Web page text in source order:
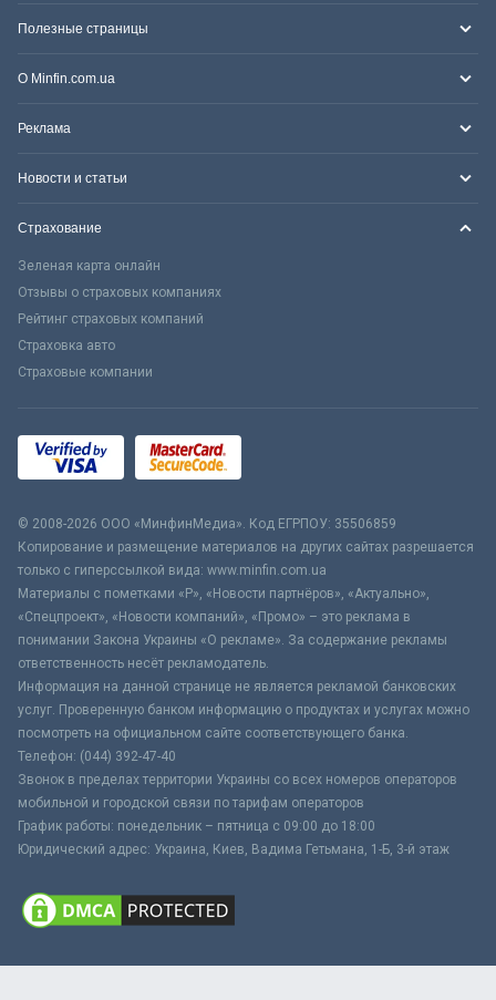
Полезные страницы
О Minfin.com.ua
Реклама
Новости и статьи
Страхование
Зеленая карта онлайн
Отзывы о страховых компаниях
Рейтинг страховых компаний
Страховка авто
Страховые компании
© 2008-2026 ООО «МинфинМедиа». Код ЕГРПОУ: 35506859
Копирование и размещение материалов на других сайтах разрешается
только с гиперссылкой вида: www.minfin.com.ua
Материалы с пометками «Р», «Новости партнёров», «Актуально»,
«Спецпроект», «Новости компаний», «Промо» – это реклама в
понимании Закона Украины «О рекламе». За содержание рекламы
ответственность несёт рекламодатель.
Информация на данной странице не является рекламой банковских
услуг. Проверенную банком информацию о продуктах и услугах можно
посмотреть на официальном сайте соответствующего банка.
Телефон: (044) 392-47-40
Звонок в пределах территории Украины со всех номеров операторов
мобильной и городской связи по тарифам операторов
График работы: понедельник – пятница с 09:00 до 18:00
Юридический адрес: Украина, Киев, Вадима Гетьмана, 1-Б, 3-й этаж